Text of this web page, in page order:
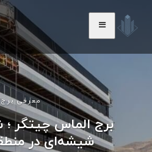
معرفی برج
برج الماس چیتگر ؛
شیشه‌ای در منطقه 22